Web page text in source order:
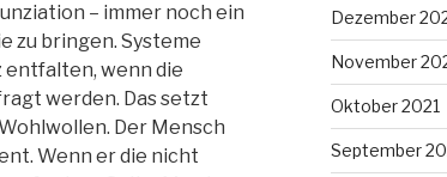
– immer noch ein
zu bringen. Systeme
entfalten, wenn die
werden. Das setzt
Der Mensch
Wenn er die nicht
Dezember
November
Oktober 2021
September